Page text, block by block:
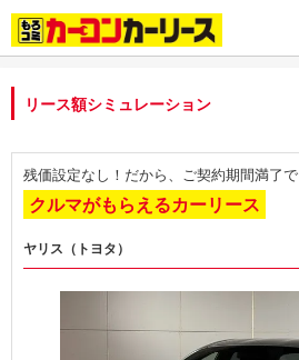
リース額シミュレーション
残価設定なし！だから、ご契約期間満了で
クルマがもらえるカーリース
ヤリス（トヨタ）